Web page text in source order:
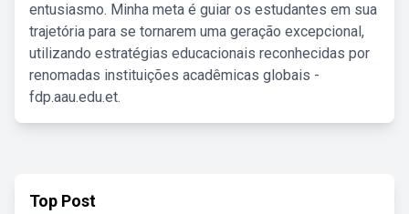
entusiasmo. Minha meta é guiar os estudantes em sua
trajetória para se tornarem uma geração excepcional,
utilizando estratégias educacionais reconhecidas por
renomadas instituições acadêmicas globais -
fdp.aau.edu.et.
Top Post